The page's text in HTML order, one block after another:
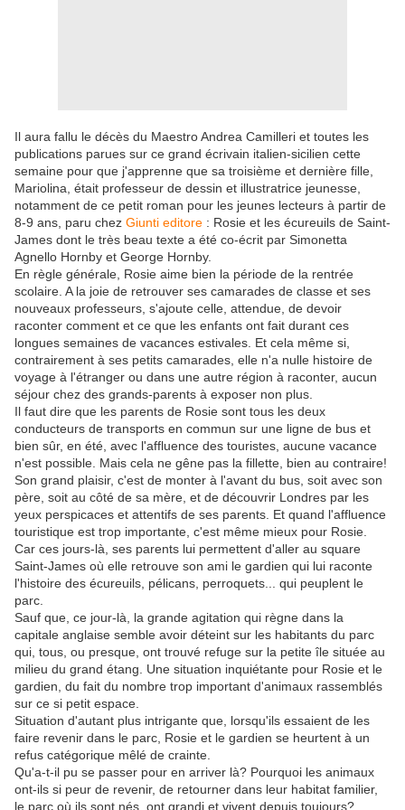
Il aura fallu le décès du Maestro Andrea Camilleri et toutes les
publications parues sur ce grand écrivain italien-sicilien cette
semaine pour que j'apprenne que sa troisième et dernière fille,
Mariolina, était professeur de dessin et illustratrice jeunesse,
notamment de ce petit roman pour les jeunes lecteurs à partir de
8-9 ans, paru chez Giunti editore : Rosie et les écureuils de Saint-
James dont le très beau texte a été co-écrit par Simonetta
Agnello Hornby et George Hornby.
En règle générale, Rosie aime bien la période de la rentrée
scolaire. A la joie de retrouver ses camarades de classe et ses
nouveaux professeurs, s'ajoute celle, attendue, de devoir
raconter comment et ce que les enfants ont fait durant ces
longues semaines de vacances estivales. Et cela même si,
contrairement à ses petits camarades, elle n'a nulle histoire de
voyage à l'étranger ou dans une autre région à raconter, aucun
séjour chez des grands-parents à exposer non plus.
Il faut dire que les parents de Rosie sont tous les deux
conducteurs de transports en commun sur une ligne de bus et
bien sûr, en été, avec l'affluence des touristes, aucune vacance
n'est possible. Mais cela ne gêne pas la fillette, bien au contraire!
Son grand plaisir, c'est de monter à l'avant du bus, soit avec son
père, soit au côté de sa mère, et de découvrir Londres par les
yeux perspicaces et attentifs de ses parents. Et quand l'affluence
touristique est trop importante, c'est même mieux pour Rosie.
Car ces jours-là, ses parents lui permettent d'aller au square
Saint-James où elle retrouve son ami le gardien qui lui raconte
l'histoire des écureuils, pélicans, perroquets... qui peuplent le
parc.
Sauf que, ce jour-là, la grande agitation qui règne dans la
capitale anglaise semble avoir déteint sur les habitants du parc
qui, tous, ou presque, ont trouvé refuge sur la petite île située au
milieu du grand étang. Une situation inquiétante pour Rosie et le
gardien, du fait du nombre trop important d'animaux rassemblés
sur ce si petit espace.
Situation d'autant plus intrigante que, lorsqu'ils essaient de les
faire revenir dans le parc, Rosie et le gardien se heurtent à un
refus catégorique mêlé de crainte.
Qu'a-t-il pu se passer pour en arriver là? Pourquoi les animaux
ont-ils si peur de revenir, de retourner dans leur habitat familier,
le parc où ils sont nés, ont grandi et vivent depuis toujours?